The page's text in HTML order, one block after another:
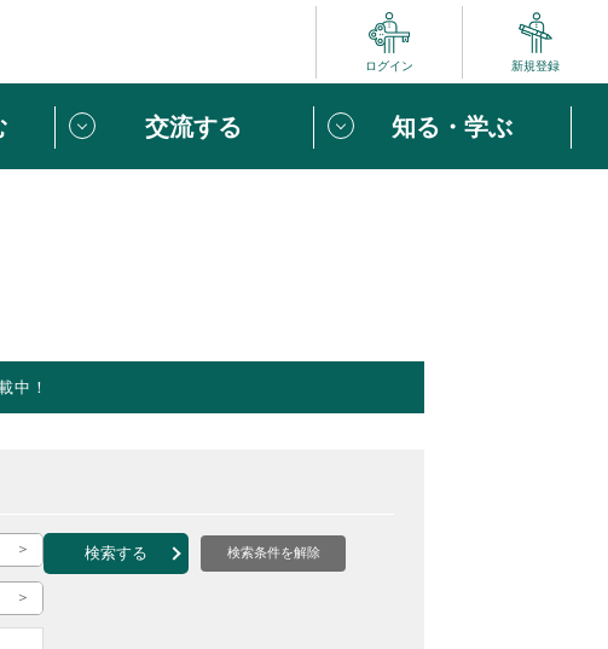
ログイン 新規登録
アはじめての方へ
みんなのVOICE
交流する 知る・学ぶ
インタビュー
アはじめの一歩
ア関連ニュース（外部記事）
中！
検索する 検索条件を解除